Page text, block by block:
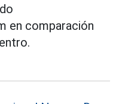
en comparación